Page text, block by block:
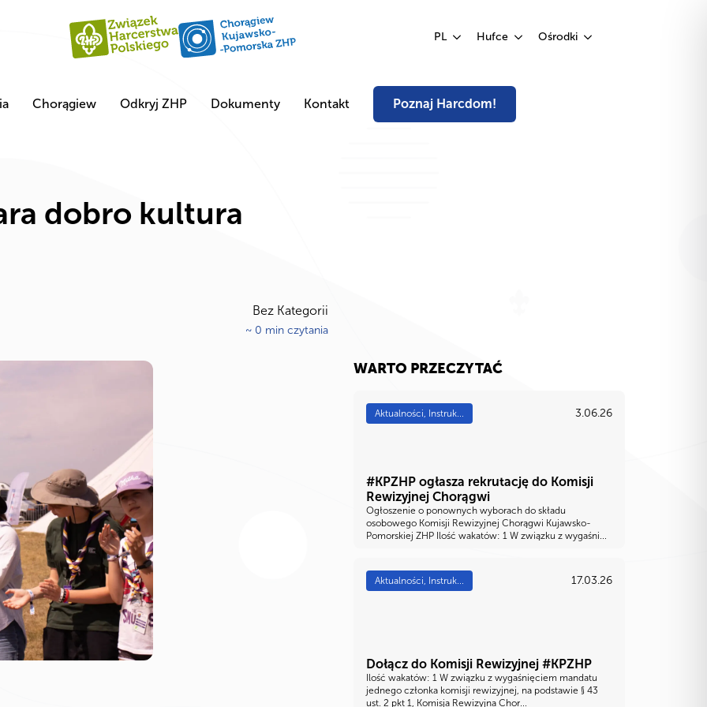
PL Hufce Ośrodki
Chorągiew Odkryj ZHP Dokumenty Kontakt Poznaj Harcdom!
dobro kultura
Bez Kategorii
~ 0 min czytania
WARTO PRZECZYTAĆ
Aktualności, Instruk... 3.06.26
#KPZHP ogłasza rekrutację do Komisji
Rewizyjnej Chorągwi
Ogłoszenie o ponownych wyborach do składu
osobowego Komisji Rewizyjnej Chorągwi Kujawsko-
Pomorskiej ZHP Ilość wakatów: 1 W związku z wygaśni...
Aktualności, Instruk... 17.03.26
Dołącz do Komisji Rewizyjnej #KPZHP
Ilość wakatów: 1 W związku z wygaśnięciem mandatu
jednego członka komisji rewizyjnej, na podstawie § 43
ust. 2 pkt 1, Komisja Rewizyjna Chor...